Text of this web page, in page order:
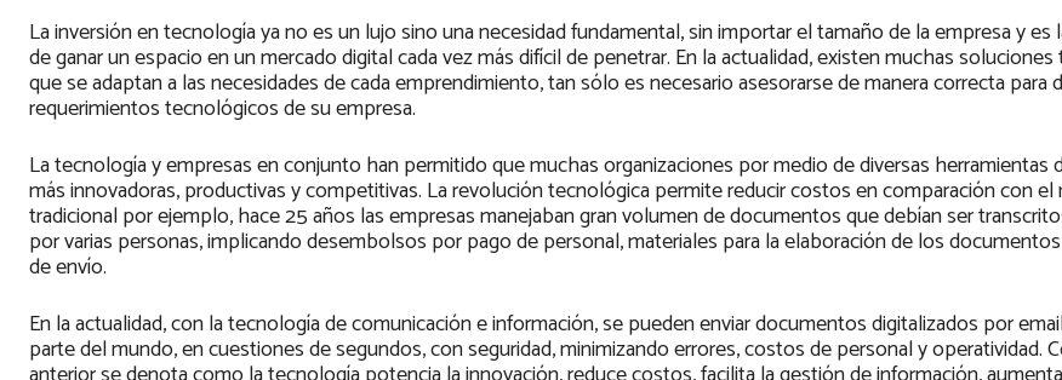
La inversión en tecnología ya no es un lujo sino una necesidad fundamental, sin importar el tamaño de la empresa y es
de ganar un espacio en un mercado digital cada vez más difícil de penetrar. En la actualidad, existen muchas
que se adaptan a las necesidades de cada emprendimiento, tan sólo es necesario asesorarse de manera correcta para
requerimientos tecnológicos de su empresa.
La tecnología y empresas en conjunto han permitido que muchas organizaciones por medio de diversas herramientas
más innovadoras, productivas y competitivas. La revolución tecnológica permite reducir costos en comparación con
tradicional por ejemplo, hace 25 años las empresas manejaban gran volumen de documentos que debían ser
por varias personas, implicando desembolsos por pago de personal, materiales para la elaboración de los
de envío.
En la actualidad, con la tecnología de comunicación e información, se pueden enviar documentos digitalizados por
parte del mundo, en cuestiones de segundos, con seguridad, minimizando errores, costos de personal y operatividad.